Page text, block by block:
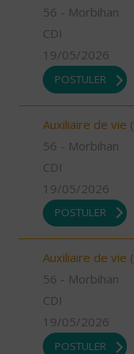
56 - Morbihan
CDI
19/05/2026
POSTULER
Auxiliaire de vie
56 - Morbihan
CDI
19/05/2026
POSTULER
Auxiliaire de vie
56 - Morbihan
CDI
19/05/2026
POSTULER